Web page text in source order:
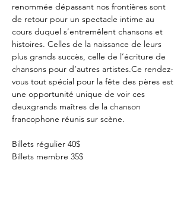
renommée dépassant nos frontières sont
de retour pour un spectacle intime au
cours duquel s’entremêlent chansons et
histoires. Celles de la naissance de leurs
plus grands succès, celle de l’écriture de
chansons pour d’autres artistes.Ce rendez-
vous tout spécial pour la fête des pères est
une opportunité unique de voir ces
deuxgrands maîtres de la chanson
francophone réunis sur scène.
Billets régulier 40$
Billets membre 35$